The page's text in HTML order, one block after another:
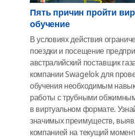
Пять причин пройти
обучение
В условиях действия
поездки и посещение
австралийский поставщик
компании Swagelok для
обучения необходимым
работы с трубными
в виртуальном формате.
значимых преимуществ,
компанией на текущий